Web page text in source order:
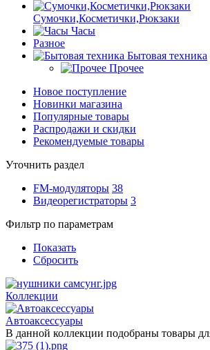
Сумочки,Косметички,Рюкзаки
Часы
Разное
Бытовая техника
Прочее
Новое поступление
Новинки магазина
Популярные товары
Распродажи и скидки
Рекомендуемые товары
Уточнить раздел
FM-модуляторы 38
Видеорегистраторы 3
Фильтр по параметрам
Показать
Сбросить
Коллекции
Автоаксессуары
В данной коллекции подобраны товары